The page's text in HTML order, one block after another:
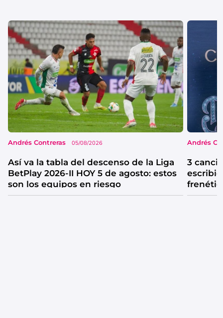
Andrés Contreras 05/08/2026
Así va la tabla del descenso de la Liga
BetPlay 2026-II HOY 5 de agosto: estos
son los equipos en riesgo
Andrés
3